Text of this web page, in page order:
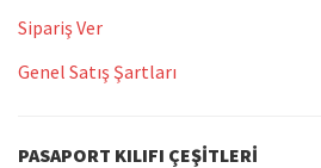
Sipariş Ver
Genel Satış Şartları
PASAPORT KILIFI ÇEŞITLERI